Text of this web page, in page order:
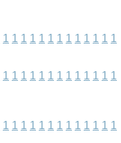
1 1 1 1 1 1 1 1 1 1 1 1 1
1 1 1 1 1 1 1 1 1 1 1 1 1
1 1 1 1 1 1 1 1 1 1 1 1 1